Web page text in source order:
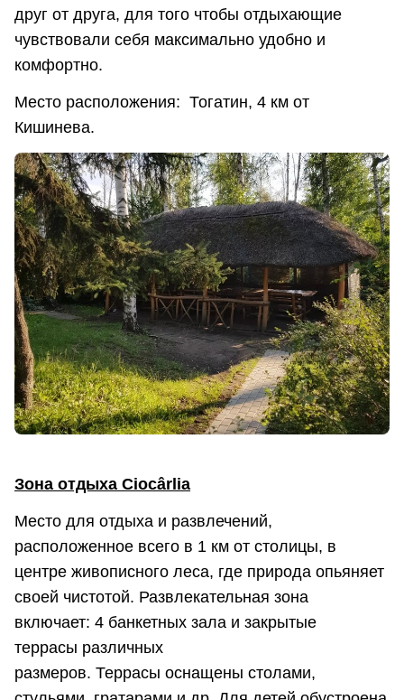
друг от друга, для того чтобы отдыхающие
чувствовали себя максимально удобно и
комфортно.
Место расположения: Тогатин, 4 км от
Кишинева.
Зона отдыха Ciocârlia
Место для отдыха и развлечений,
расположенное всего в 1 км от столицы, в
центре живописного леса, где природа опьяняет
своей чистотой. Развлекательная зона
включает: 4 банкетных зала и закрытые
террасы различных
размеров. Террасы оснащены столами,